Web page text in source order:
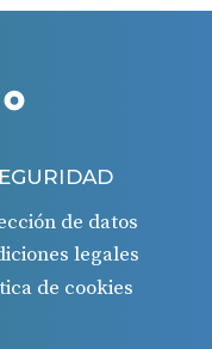
de datos
legales
de cookies